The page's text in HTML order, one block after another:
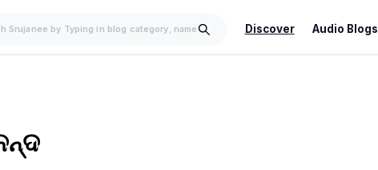
Discover Audio Blogs